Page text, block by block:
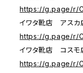
https://g.page/r/
イワタ靴店 アスカ
https://g.page/r/
イワタ靴店 コスモ
https://g.page/r/